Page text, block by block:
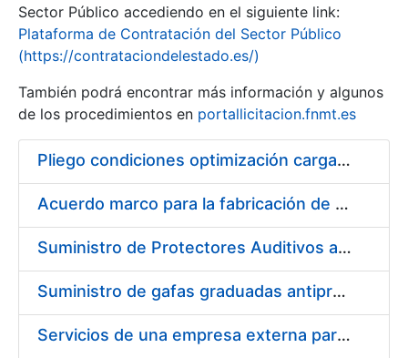
Show/Hide
Sector Público accediendo en el siguiente link:
Plataforma de Contratación del Sector Público
(https://contrataciondelestado.es/)
También podrá encontrar más información y algunos
de los procedimientos en portallicitacion.fnmt.es
Pliego condiciones optimización cargas compras firmado
Acuerdo marco para la fabricación de piezas
Suministro de Protectores Auditivos a medida para las personas trabajadoras de los Centros de Trabajo de Madrid y Burgos
Suministro de gafas graduadas antiproyecciones para los trabajadores de la FNMT-RCM en los centros de trabajo de Madrid y Burgos
Servicios de una empresa externa para el asesoramiento y resolución de los recursos de alzada que se presentan relacionados con procesos de selección para la FNMT-RCM